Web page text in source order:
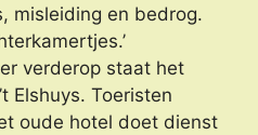
misleiding en bedrog.
verderop staat het
Elshuys. Toeristen
oude hotel doet dienst